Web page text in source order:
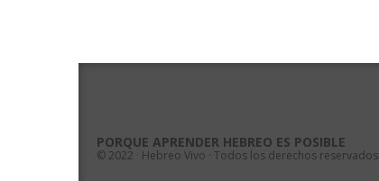
PORQUE APRENDER HEBREO ES POSIBLE
© 2022 · Hebreo Vivo · Todos los derechos reservados